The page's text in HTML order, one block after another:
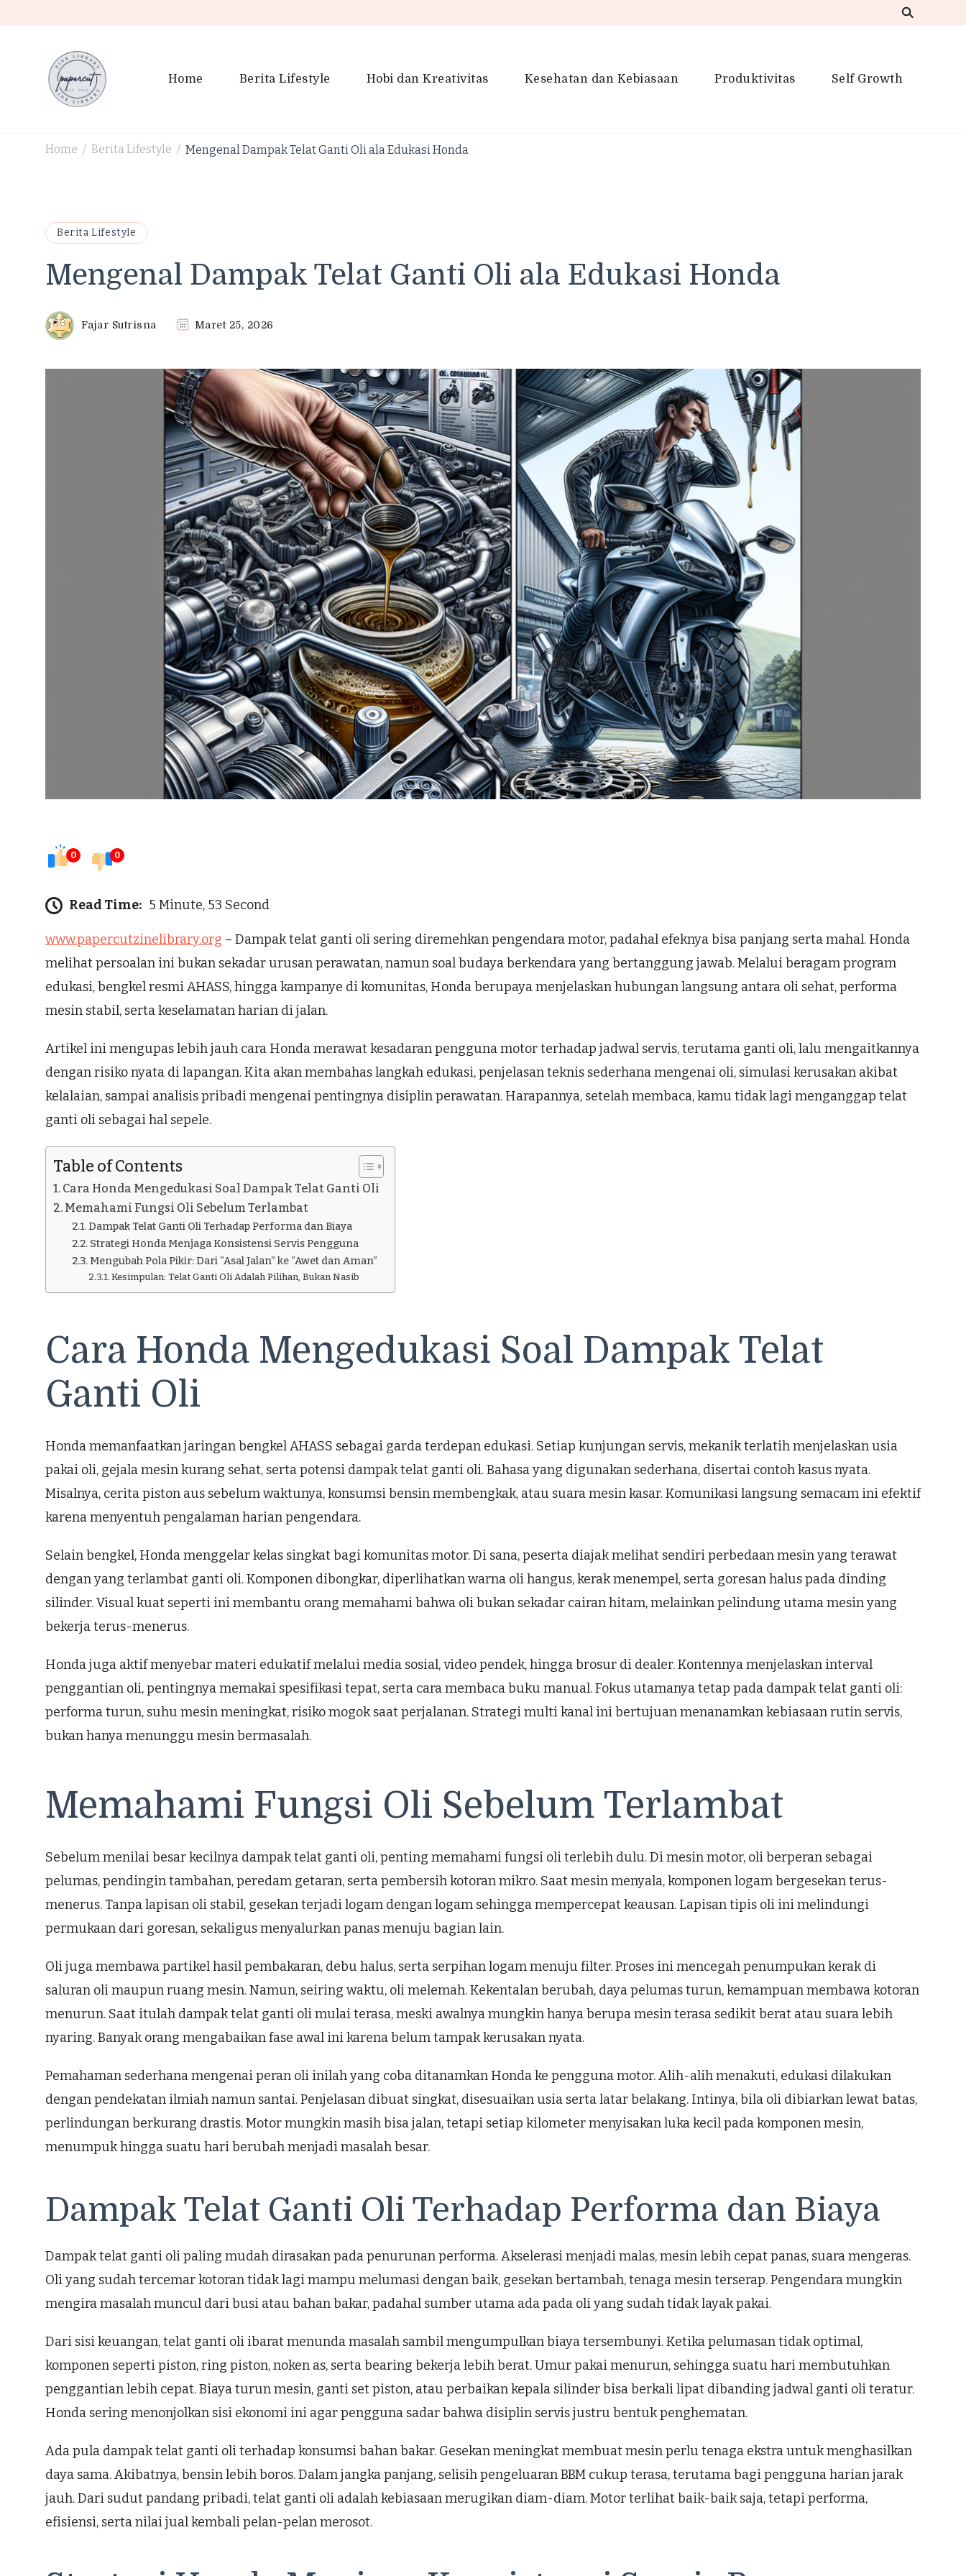
Home Berita Lifestyle Hobi dan Kreativitas Kesehatan dan Kebiasaan Produktivitas Self Growth
Home / Berita Lifestyle / Mengenal Dampak Telat Ganti Oli ala Edukasi Honda
Berita Lifestyle
Mengenal Dampak Telat Ganti Oli ala Edukasi Honda
Fajar Sutrisna Maret 25, 2026
0 0
Read Time: 5 Minute, 53 Second
www.papercutzinelibrary.org – Dampak telat ganti oli sering diremehkan pengendara motor, padahal efeknya bisa panjang serta mahal. Honda
melihat persoalan ini bukan sekadar urusan perawatan, namun soal budaya berkendara yang bertanggung jawab. Melalui beragam program
edukasi, bengkel resmi AHASS, hingga kampanye di komunitas, Honda berupaya menjelaskan hubungan langsung antara oli sehat, performa
mesin stabil, serta keselamatan harian di jalan.
Artikel ini mengupas lebih jauh cara Honda merawat kesadaran pengguna motor terhadap jadwal servis, terutama ganti oli, lalu mengaitkannya
dengan risiko nyata di lapangan. Kita akan membahas langkah edukasi, penjelasan teknis sederhana mengenai oli, simulasi kerusakan akibat
kelalaian, sampai analisis pribadi mengenai pentingnya disiplin perawatan. Harapannya, setelah membaca, kamu tidak lagi menganggap telat
ganti oli sebagai hal sepele.
Table of Contents
Cara Honda Mengedukasi Soal Dampak Telat Ganti Oli
Memahami Fungsi Oli Sebelum Terlambat
Dampak Telat Ganti Oli Terhadap Performa dan Biaya
Strategi Honda Menjaga Konsistensi Servis Pengguna
Mengubah Pola Pikir: Dari “Asal Jalan” ke “Awet dan Aman”
Kesimpulan: Telat Ganti Oli Adalah Pilihan, Bukan Nasib
Cara Honda Mengedukasi Soal Dampak Telat
Ganti Oli
Honda memanfaatkan jaringan bengkel AHASS sebagai garda terdepan edukasi. Setiap kunjungan servis, mekanik terlatih menjelaskan usia
pakai oli, gejala mesin kurang sehat, serta potensi dampak telat ganti oli. Bahasa yang digunakan sederhana, disertai contoh kasus nyata.
Misalnya, cerita piston aus sebelum waktunya, konsumsi bensin membengkak, atau suara mesin kasar. Komunikasi langsung semacam ini efektif
karena menyentuh pengalaman harian pengendara.
Selain bengkel, Honda menggelar kelas singkat bagi komunitas motor. Di sana, peserta diajak melihat sendiri perbedaan mesin yang terawat
dengan yang terlambat ganti oli. Komponen dibongkar, diperlihatkan warna oli hangus, kerak menempel, serta goresan halus pada dinding
silinder. Visual kuat seperti ini membantu orang memahami bahwa oli bukan sekadar cairan hitam, melainkan pelindung utama mesin yang
bekerja terus-menerus.
Honda juga aktif menyebar materi edukatif melalui media sosial, video pendek, hingga brosur di dealer. Kontennya menjelaskan interval
penggantian oli, pentingnya memakai spesifikasi tepat, serta cara membaca buku manual. Fokus utamanya tetap pada dampak telat ganti oli:
performa turun, suhu mesin meningkat, risiko mogok saat perjalanan. Strategi multi kanal ini bertujuan menanamkan kebiasaan rutin servis,
bukan hanya menunggu mesin bermasalah.
Memahami Fungsi Oli Sebelum Terlambat
Sebelum menilai besar kecilnya dampak telat ganti oli, penting memahami fungsi oli terlebih dulu. Di mesin motor, oli berperan sebagai
pelumas, pendingin tambahan, peredam getaran, serta pembersih kotoran mikro. Saat mesin menyala, komponen logam bergesekan terus-
menerus. Tanpa lapisan oli stabil, gesekan terjadi logam dengan logam sehingga mempercepat keausan. Lapisan tipis oli ini melindungi
permukaan dari goresan, sekaligus menyalurkan panas menuju bagian lain.
Oli juga membawa partikel hasil pembakaran, debu halus, serta serpihan logam menuju filter. Proses ini mencegah penumpukan kerak di
saluran oli maupun ruang mesin. Namun, seiring waktu, oli melemah. Kekentalan berubah, daya pelumas turun, kemampuan membawa kotoran
menurun. Saat itulah dampak telat ganti oli mulai terasa, meski awalnya mungkin hanya berupa mesin terasa sedikit berat atau suara lebih
nyaring. Banyak orang mengabaikan fase awal ini karena belum tampak kerusakan nyata.
Pemahaman sederhana mengenai peran oli inilah yang coba ditanamkan Honda ke pengguna motor. Alih-alih menakuti, edukasi dilakukan
dengan pendekatan ilmiah namun santai. Penjelasan dibuat singkat, disesuaikan usia serta latar belakang. Intinya, bila oli dibiarkan lewat batas,
perlindungan berkurang drastis. Motor mungkin masih bisa jalan, tetapi setiap kilometer menyisakan luka kecil pada komponen mesin,
menumpuk hingga suatu hari berubah menjadi masalah besar.
Dampak Telat Ganti Oli Terhadap Performa dan Biaya
Dampak telat ganti oli paling mudah dirasakan pada penurunan performa. Akselerasi menjadi malas, mesin lebih cepat panas, suara mengeras.
Oli yang sudah tercemar kotoran tidak lagi mampu melumasi dengan baik, gesekan bertambah, tenaga mesin terserap. Pengendara mungkin
mengira masalah muncul dari busi atau bahan bakar, padahal sumber utama ada pada oli yang sudah tidak layak pakai.
Dari sisi keuangan, telat ganti oli ibarat menunda masalah sambil mengumpulkan biaya tersembunyi. Ketika pelumasan tidak optimal,
komponen seperti piston, ring piston, noken as, serta bearing bekerja lebih berat. Umur pakai menurun, sehingga suatu hari membutuhkan
penggantian lebih cepat. Biaya turun mesin, ganti set piston, atau perbaikan kepala silinder bisa berkali lipat dibanding jadwal ganti oli teratur.
Honda sering menonjolkan sisi ekonomi ini agar pengguna sadar bahwa disiplin servis justru bentuk penghematan.
Ada pula dampak telat ganti oli terhadap konsumsi bahan bakar. Gesekan meningkat membuat mesin perlu tenaga ekstra untuk menghasilkan
daya sama. Akibatnya, bensin lebih boros. Dalam jangka panjang, selisih pengeluaran BBM cukup terasa, terutama bagi pengguna harian jarak
jauh. Dari sudut pandang pribadi, telat ganti oli adalah kebiasaan merugikan diam-diam. Motor terlihat baik-baik saja, tetapi performa,
efisiensi, serta nilai jual kembali pelan-pelan merosot.